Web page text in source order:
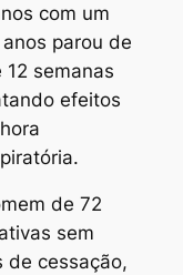
com um
parou de
semanas
efeitos
de 72
sem
de cessação,